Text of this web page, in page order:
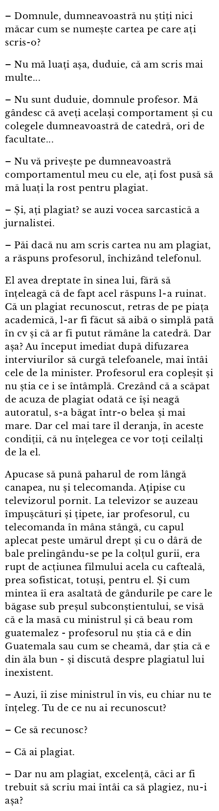
– Domnule, dumneavoastră nu știți nici
măcar cum se numește cartea pe care ați
scris⁠-⁠o?
– Nu mă luați așa, duduie, că am scris mai
multe...
– Nu sunt duduie, domnule profesor. Mă
gândesc că aveți același comportament și cu
colegele dumneavoastră de catedră, ori de
facultate...
– Nu vă privește pe dumneavoastră
comportamentul meu cu ele, ați fost pusă să
mă luați la rost pentru plagiat.
– Și, ați plagiat? se auzi vocea sarcastică a
jurnalistei.
– Păi dacă nu am scris cartea nu am plagiat,
a răspuns profesorul, închizând telefonul.
El avea dreptate în sinea lui, fără să
înțeleagă că de fapt acel răspuns l⁠-⁠a ruinat.
Că un plagiat recunoscut, retras de pe piața
academică, l⁠-⁠ar fi făcut să aibă o simplă pată
în cv și că ar fi putut rămâne la catedră. Dar
așa? Au început imediat după difuzarea
interviurilor să curgă telefoanele, mai întâi
cele de la minister. Profesorul era copleșit și
nu știa ce i se întâmplă. Crezând că a scăpat
de acuza de plagiat odată ce își neagă
autoratul, s⁠-⁠a băgat într⁠-⁠o belea și mai
mare. Dar cel mai tare îl deranja, în aceste
condiții, că nu înțelegea ce vor toți ceilalți
de la el.
Apucase să pună paharul de rom lângă
canapea, nu și telecomanda. Ațipise cu
televizorul pornit. La televizor se auzeau
împușcături și țipete, iar profesorul, cu
telecomanda în mâna stângă, cu capul
aplecat peste umărul drept și cu o dâră de
bale prelingându⁠-⁠se pe la colțul gurii, era
rupt de acțiunea filmului acela cu cafteală,
prea sofisticat, totuși, pentru el. Și cum
mintea îi era asaltată de gândurile pe care le
băgase sub preșul subconștientului, se visă
că e la masă cu ministrul și că beau rom
guatemalez - profesorul nu știa că e din
Guatemala sau cum se cheamă, dar știa că e
din ăla bun - și discută despre plagiatul lui
inexistent.
– Auzi, îi zise ministrul în vis, eu chiar nu te
înțeleg. Tu de ce nu ai recunoscut?
– Ce să recunosc?
– Că ai plagiat.
– Dar nu am plagiat, excelență, căci ar fi
trebuit să scriu mai întâi ca să plagiez, nu⁠-⁠i
așa?